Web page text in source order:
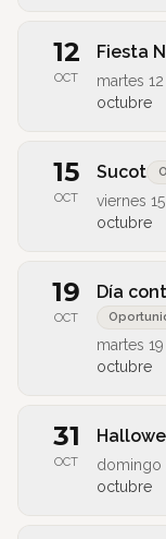
12
OCT
Fiesta
martes
octubre
15
OCT
Sucot
viernes
octubre
19
OCT
Día
martes
octubre
31
OCT domingo
octubre